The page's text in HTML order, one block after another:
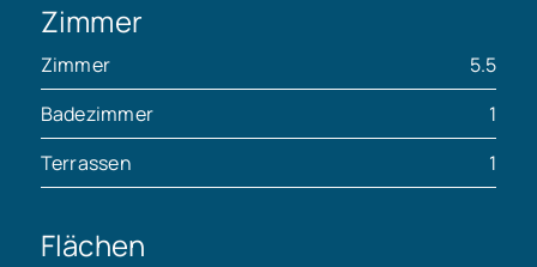
Zimmer
Zimmer
5.5
Badezimmer
1
Terrassen
1
Flächen